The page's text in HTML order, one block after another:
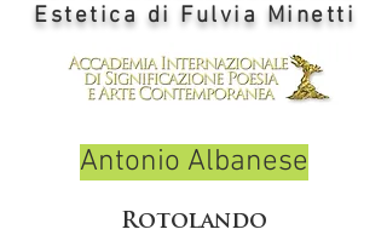
Estetica di Fulvia Minetti
Antonio Albanese
Rotolando